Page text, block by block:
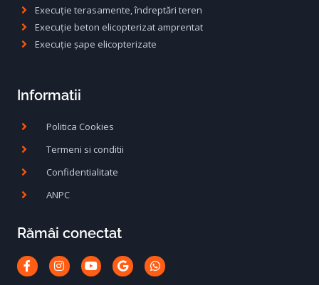
Execuție terasamente, îndreptări teren
Execuție beton elicopterizat amprentat
Execuție șape elicopterizate
Informatii
Politica Cookies
Termeni si conditii
Confidentialitate
ANPC
Rămâi conectat
Facebook-
f
Instagram
YoutubeGoogleWhatsapp